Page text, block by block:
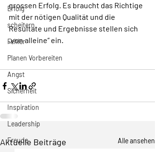
Erfolg
scheitern
Fehler
Planen Vorbereiten
Angst
Sicherheit
Inspiration
Leadership
Freude
grossen Erfolg. Es braucht das Richtige
mit der nötigen Qualität und die
Resultate und Ergebnisse stellen sich
„von alleine“ ein.
Aktuelle Beiträge Alle ansehen